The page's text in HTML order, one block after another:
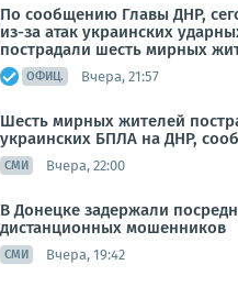
По сообщению Главы ДНР,
из-за атак украинских
пострадали шесть мирных
ОФИЦ. Вчера, 21:57
Шесть мирных жителей
украинских БПЛА на ДНР,
СМИ Вчера, 22:00
В Донецке задержали
дистанционных мошенников
СМИ Вчера, 19:42